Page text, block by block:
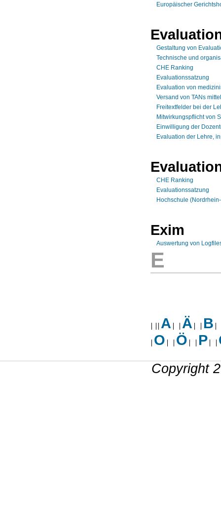
Europäischer
Gestaltung von
Technische und
CHE Ranking
Evaluationssatzung
Evaluation von
Versand von TANs
Freitextfelder bei der
Mitwirkungspflicht von
Einwilligung der
Evaluation der Lehre,
CHE Ranking
Evaluationssatzung
Hochschule
Exim
Auswertung von
E
A Ä
B
O
Ö P
Copyright